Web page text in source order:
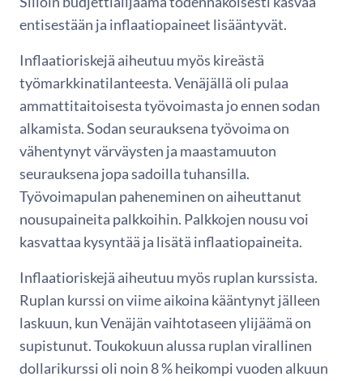
entisestään ja inflaatiopaineet lisääntyvät.
Inflaatioriskejä aiheutuu myös kireästä
työmarkkinatilanteesta. Venäjällä oli pulaa
ammattitaitoisesta työvoimasta jo ennen sodan
alkamista. Sodan seurauksena työvoima on
vähentynyt värväysten ja maastamuuton
seurauksena jopa sadoilla tuhansilla.
Työvoimapulan paheneminen on aiheuttanut
nousupaineita palkkoihin. Palkkojen nousu voi
kasvattaa kysyntää ja lisätä inflaatiopaineita.
Inflaatioriskejä aiheutuu myös ruplan kurssista.
Ruplan kurssi on viime aikoina kääntynyt jälleen
laskuun, kun Venäjän vaihtotaseen ylijäämä on
supistunut. Toukokuun alussa ruplan virallinen
dollarikurssi oli noin 8 % heikompi vuoden alkuun